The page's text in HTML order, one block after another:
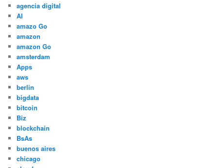
agencia digital
AI
amazo Go
amazon
amazon Go
amsterdam
Apps
aws
berlin
bigdata
bitcoin
Biz
blockchain
BsAs
buenos aires
chicago